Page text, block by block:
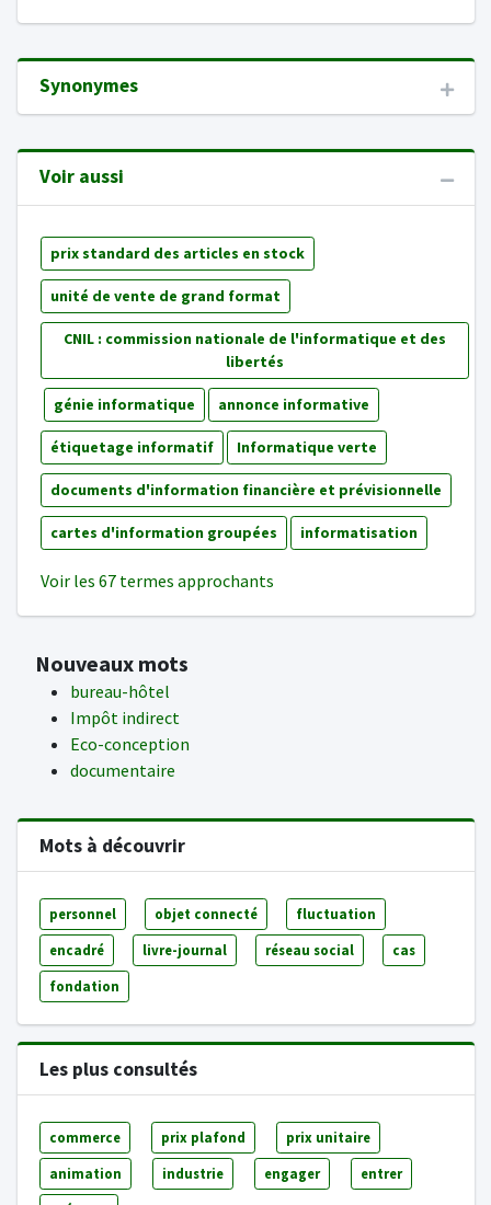
Synonymes
Voir aussi
prix standard des articles en stock
unité de vente de grand format
CNIL : commission nationale de l'informatique et des
libertés
génie informatique annonce informative
étiquetage informatif Informatique verte
documents d'information financière et prévisionnelle
cartes d'information groupées informatisation
Voir les 67 termes approchants
Nouveaux mots
bureau-hôtel
Impôt indirect
Eco-conception
documentaire
Mots à découvrir
personnel objet connecté fluctuation
encadré livre-journal réseau social cas
fondation
Les plus consultés
commerce prix plafond prix unitaire
animation industrie engager entrer